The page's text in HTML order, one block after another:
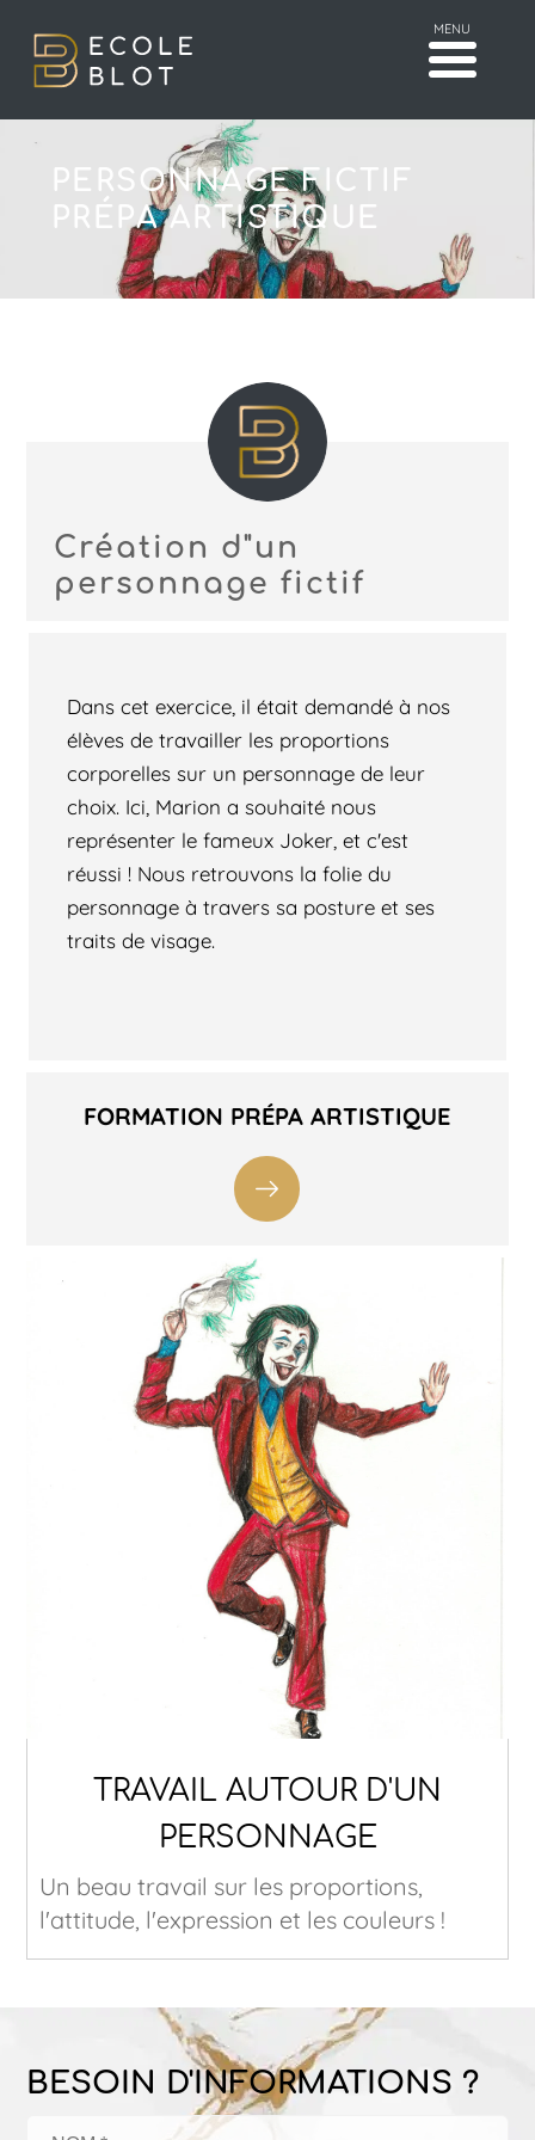
MENU
PERSONNAGE FICTIF
PRÉPA ARTISTIQUE
Création d"un
personnage fictif
Dans cet exercice, il était demandé à nos
élèves de travailler les proportions
corporelles sur un personnage de leur
choix. Ici, Marion a souhaité nous
représenter le fameux Joker, et c'est
réussi ! Nous retrouvons la folie du
personnage à travers sa posture et ses
traits de visage.
FORMATION PRÉPA ARTISTIQUE
TRAVAIL AUTOUR D'UN
PERSONNAGE
Un beau travail sur les proportions,
l'attitude, l'expression et les couleurs !
BESOIN D'INFORMATIONS ?